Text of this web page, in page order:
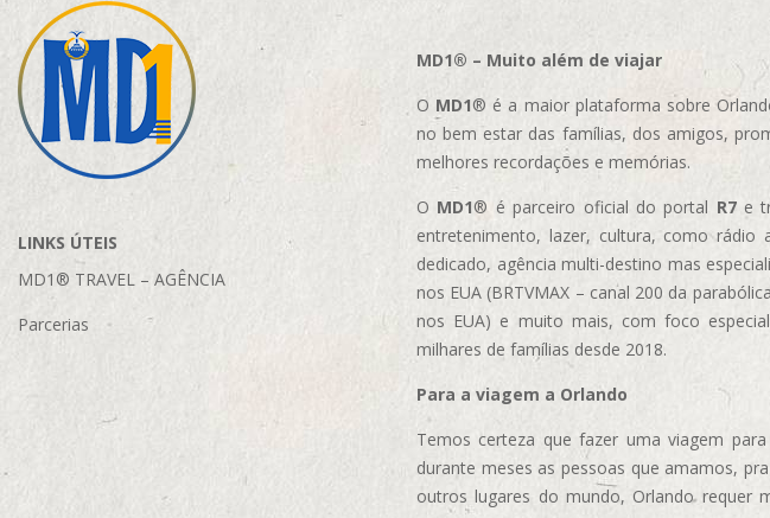
LINKS ÚTEIS
MD1® TRAVEL – AGÊNCIA
Parcerias
MD1® – Muito além de viajar
O MD1® é a maior plataforma sobre
no bem estar das famílias, dos amigos,
melhores recordações e memórias.
O MD1® é parceiro oficial do portal R7e
entretenimento, lazer, cultura, como
dedicado, agência multi-destino mas
nos EUA (BRTVMAX – canal 200 da
nos EUA) e muito mais, com foco
milhares de famílias desde 2018.
Para a viagem a Orlando
Temos certeza que fazer uma viagem
durante meses as pessoas que amamos,
outros lugares do mundo, Orlando requer